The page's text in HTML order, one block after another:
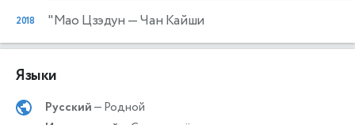
2018 "Мао Цзэдун — Чан Кайши
Языки
Русский— Родной